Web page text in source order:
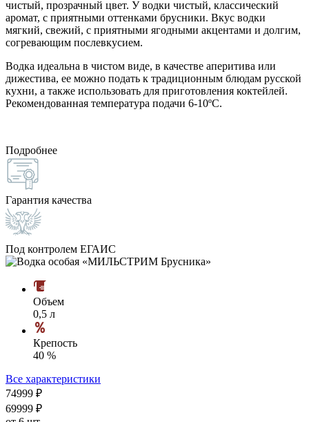
чистый, прозрачный цвет. У водки чистый, классический
аромат, с приятными оттенками брусники. Вкус водки
мягкий, свежий, с приятными ягодными акцентами и долгим,
согревающим послевкусием.
Водка идеальна в чистом виде, в качестве аперитива или
дижестива, ее можно подать к традиционным блюдам русской
кухни, а также использовать для приготовления коктейлей.
Рекомендованная температура подачи 6-10ºС.
Подробнее
Гарантия качества
Под контролем ЕГАИС
Объем
0,5 л
Крепость
40 %
Все характеристики
74999 ₽
69999 ₽